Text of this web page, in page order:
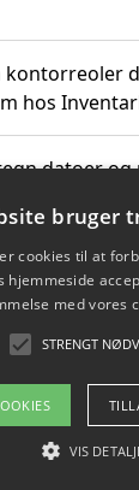
hos
datoer
til en
Blog
bruger
cookies til at
hjemmeside
med vores
STRENGT
VIS